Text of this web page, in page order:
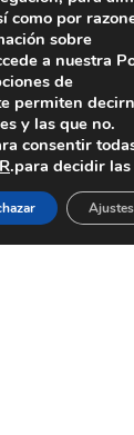
Y AVISO
como por
sobre
a nuestra
de
permiten
y las que no.
consentir
.para decidir
Ajustes